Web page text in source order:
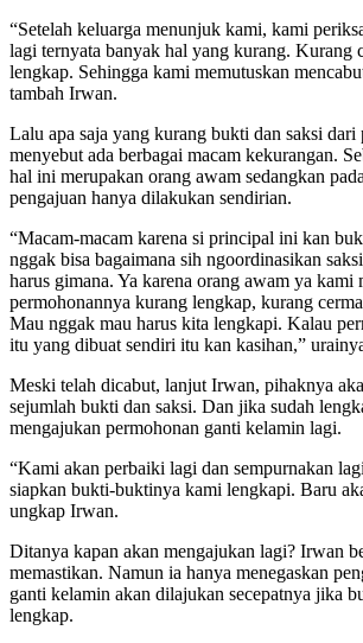
“Setelah keluarga menunjuk kami, kami
lagi ternyata banyak hal yang kurang. Kurang
lengkap. Sehingga kami memutuskan
tambah Irwan.
Lalu apa saja yang kurang bukti dan saksi dari
menyebut ada berbagai macam kekurangan.
hal ini merupakan orang awam sedangkan
pengajuan hanya dilakukan sendirian.
“Macam-macam karena si principal ini kan
nggak bisa bagaimana sih ngoordinasikan
harus gimana. Ya karena orang awam ya kami
permohonannya kurang lengkap, kurang
Mau nggak mau harus kita lengkapi. Kalau
itu yang dibuat sendiri itu kan kasihan,”
Meski telah dicabut, lanjut Irwan, pihaknya
sejumlah bukti dan saksi. Dan jika sudah
mengajukan permohonan ganti kelamin lagi.
“Kami akan perbaiki lagi dan sempurnakan
siapkan bukti-buktinya kami lengkapi. Baru
ungkap Irwan.
Ditanya kapan akan mengajukan lagi? Irwan
memastikan. Namun ia hanya menegaskan
ganti kelamin akan dilajukan secepatnya jika
lengkap.